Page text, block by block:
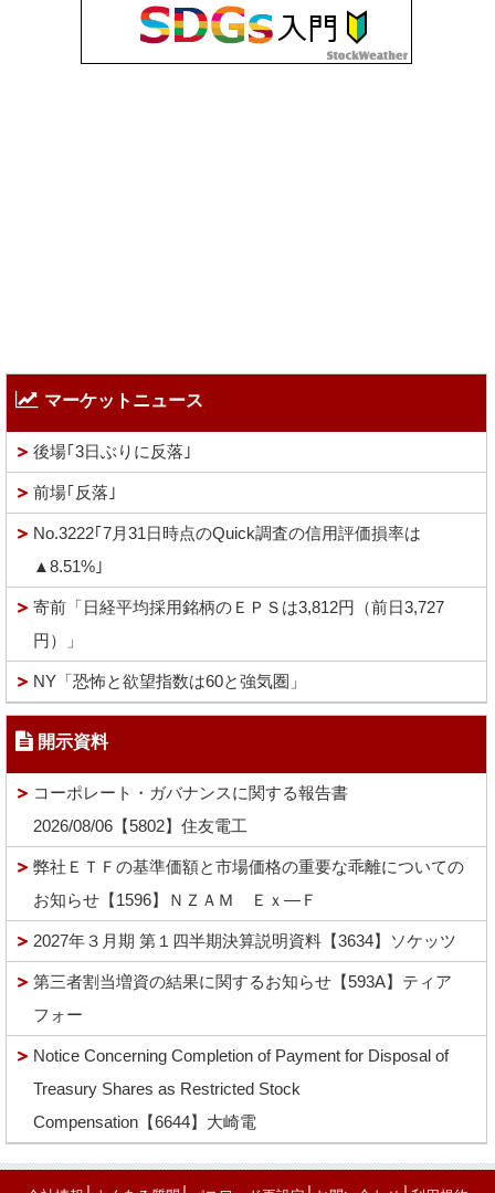
マーケットニュース
後場｢3日ぶりに反落｣
前場｢反落｣
No.3222｢7月31日時点のQuick調査の信用評価損率は
▲8.51%｣
寄前「日経平均採用銘柄のＥＰＳは3,812円（前日3,727
円）」
NY「恐怖と欲望指数は60と強気圏」
開示資料
コーポレート・ガバナンスに関する報告書
2026/08/06【5802】住友電工
弊社ＥＴＦの基準価額と市場価格の重要な乖離についての
お知らせ【1596】ＮＺＡＭ Ｅｘ―Ｆ
2027年３月期 第１四半期決算説明資料【3634】ソケッツ
第三者割当増資の結果に関するお知らせ【593A】ティア
フォー
Notice Concerning Completion of Payment for Disposal of
Treasury Shares as Restricted Stock
Compensation【6644】大崎電